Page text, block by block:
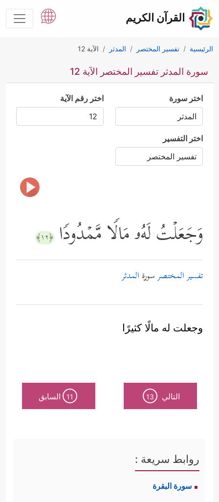
القرآن الكريم
الرئيسية تفسير المختصر المدثر الآية 12
سورة المدثر تفسير المختصر الآية 12
اختر سورة اختر رقم الآية
اختر التفسير
وَجَعَلۡتُ لَهُۥ مَالࣰا مَّمۡدُودࣰا ﴿١٢﴾
تفسير المختصرسورة المدثر
وجعلت له مالًا كثيرًا
التالي 13
11 السابق
روابط سريعة :
سورة البقرة